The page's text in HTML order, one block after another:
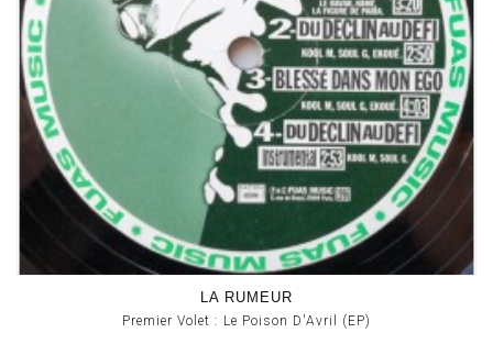
LA RUMEUR
Premier Volet : Le Poison D'Avril (EP)